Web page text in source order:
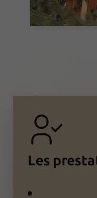
Les